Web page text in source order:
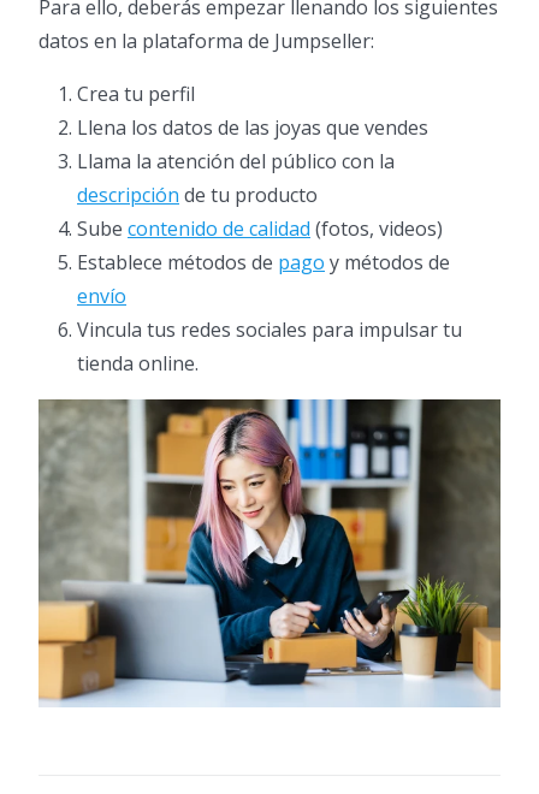
Para ello, deberás empezar llenando los siguientes
datos en la plataforma de Jumpseller:
Crea tu perfil
Llena los datos de las joyas que vendes
Llama la atención del público con la
descripción de tu producto
Sube contenido de calidad (fotos, videos)
Establece métodos de pago y métodos de
envío
Vincula tus redes sociales para impulsar tu
tienda online.